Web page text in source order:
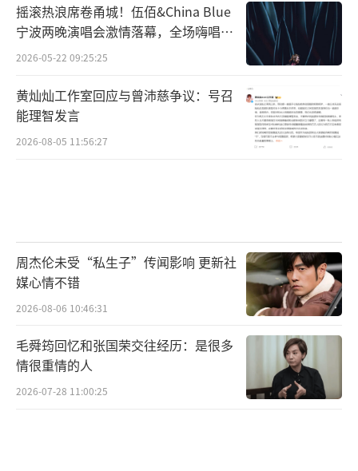
秋冬造型更多是深色,就算是浅色大地色系
也更常见。特别是西装这类外套,黑色、深色的
摇滚热浪席卷甬城！伍佰&China Blue
宁波两晚演唱会激情落幕，全场嗨唱氛
围炸裂
2026-05-22 09:25:25
黄灿灿工作室回应与曾沛慈争议：号召
能理智发言
2026-08-05 11:56:27
周杰伦未受“私生子”传闻影响 更新社
媒心情不错
2026-08-06 10:46:31
毛舜筠回忆和张国荣交往经历：是很多
情很重情的人
2026-07-28 11:00:25